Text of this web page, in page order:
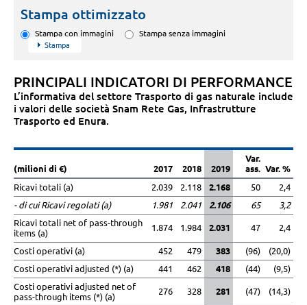
Stampa ottimizzato
Stampa con immagini Stampa senza immagini
Stampa
PRINCIPALI INDICATORI DI PERFORMANCE
L’informativa del settore Trasporto di gas naturale include
i valori delle società Snam Rete Gas, Infrastrutture
Trasporto ed Enura.
(milioni di €) 2017 2018 2019
Var.
ass. Var. %
Ricavi totali (a) 2.039 2.118 2.168 50
2,4
- di cui Ricavi regolati (a)
1.981 2.041 2.106 65
3,2
Ricavi totali net of pass-through
items (a)
1.874 1.984 2.031 47 2,4
Costi operativi (a) 452 479 383 (96)
(20,0)
Costi operativi adjusted (*) (a)
441 462 418 (44)
(9,5)
Costi operativi adjusted net of
pass-through items (*) (a)
276 328 281 (47) (14,3)